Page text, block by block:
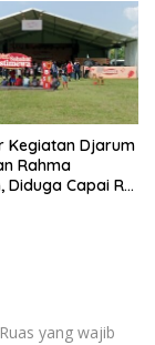
Kegiatan Djarum
Rahma
Diduga Capai Rp
Ruas yang wajib